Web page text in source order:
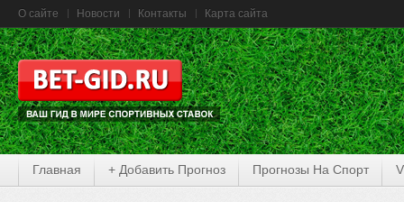
О сайте Новости Контакты Карта сайта
Главная + Добавить Прогноз Прогнозы На Спорт